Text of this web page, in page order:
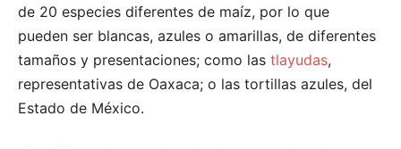
de 20 especies diferentes de maíz, por lo que
pueden ser blancas, azules o amarillas, de diferentes
tamaños y presentaciones; como las tlayudas,
representativas de Oaxaca; o las tortillas azules, del
Estado de México.